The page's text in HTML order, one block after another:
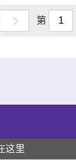
第
这里